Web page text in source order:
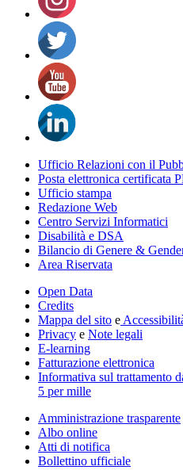
Ufficio Relazioni con il
Posta elettronica certificata
Ufficio stampa
Redazione Web
Centro Servizi Informatici
Disabilità e DSA
Bilancio di Genere &
Area Riservata
Open Data
Credits
Mappa del sito e
Privacy e Note legali
E-learning
Fatturazione elettronica
Informativa sul trattamento
5 per mille
Amministrazione trasparente
Albo online
Atti di notifica
Bollettino ufficiale